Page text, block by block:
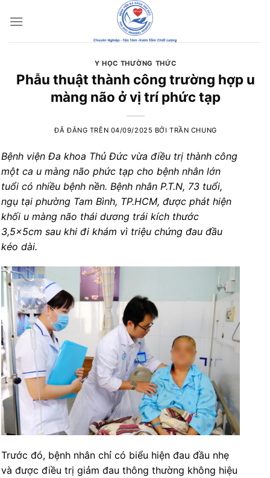
đến
Y HỌC THƯỜNG THỨC
Phẫu thuật thành công trường hợp u
màng não ở vị trí phức tạp
ĐÃ ĐĂNG TRÊN 04/09/2025 BỞITRẦN CHUNG
Bệnh viện Đa khoa Thủ Đức vừa điều trị thành công
một ca u màng não phức tạp cho bệnh nhân lớn
tuổi có nhiều bệnh nền. Bệnh nhân P.T.N, 73 tuổi,
ngụ tại phường Tam Bình, TP.HCM, được phát hiện
khối u màng não thái dương trái kích thước
3,5x5cm sau khi đi khám vì triệu chứng đau đầu
kéo dài.
Trước đó, bệnh nhân chỉ có biểu hiện đau đầu nhẹ
và được điều trị giảm đau thông thường không hiệu